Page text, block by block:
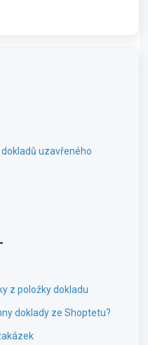
uzavřeného
z položky dokladu
doklady ze Shoptetu?